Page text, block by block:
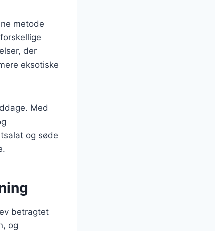
metode
der
eksotiske
Med
og søde
betragtet
og